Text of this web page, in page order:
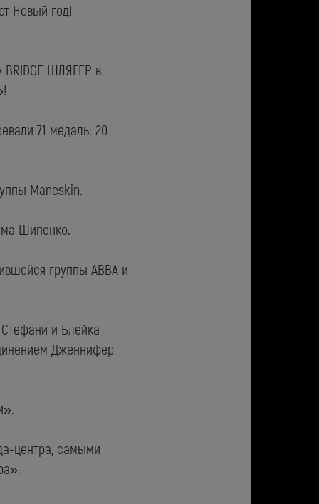
Новый год!
ШЛЯГЕР в
71 медаль: 20
Maneskin.
Шипенко.
группы ABBA и
и Блейка
Дженнифер
центра, самыми